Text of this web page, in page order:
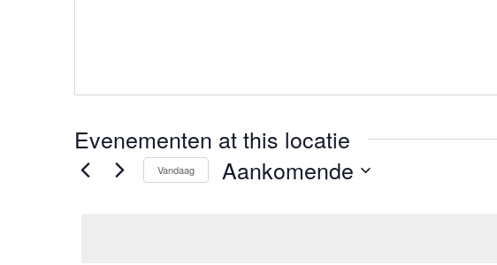
Evenementen at this locatie
Vandaag Aankomende